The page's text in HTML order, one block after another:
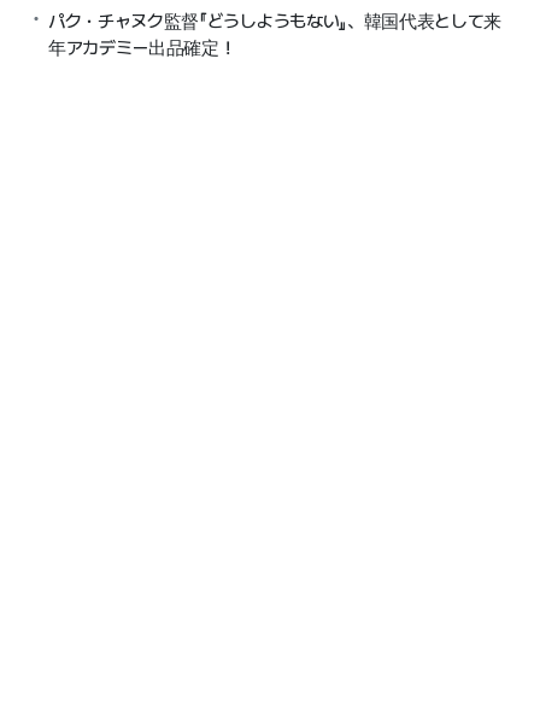
パク・チャヌク監督『どうしようもない』、韓国代表として来
年アカデミー出品確定！